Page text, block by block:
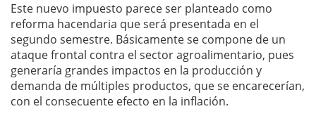
Este nuevo impuesto parece ser planteado como
reforma hacendaria que será presentada en el
segundo semestre. Básicamente se compone de un
ataque frontal contra el sector agroalimentario, pues
generaría grandes impactos en la producción y
demanda de múltiples productos, que se encarecerían,
con el consecuente efecto en la inflación.